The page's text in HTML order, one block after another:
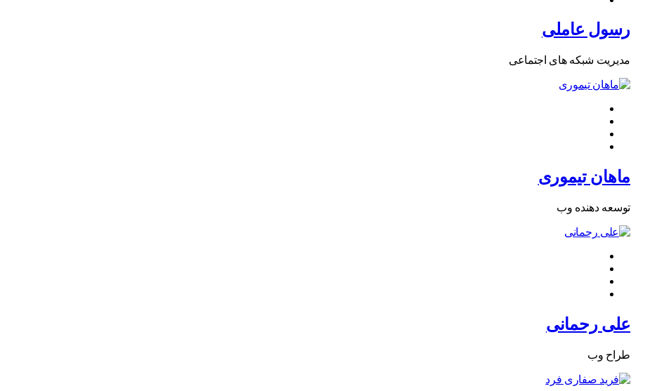
رسول عاملی
مدیریت شبکه های اجتماعی
ماهان تیموری
توسعه دهنده وب
علی رحمانی
طراح وب